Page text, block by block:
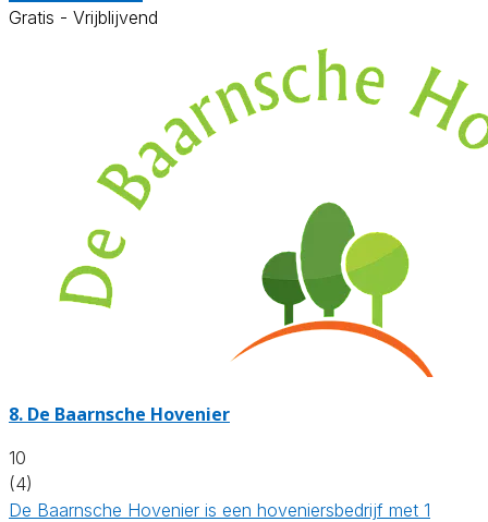
Gratis - Vrijblijvend
8. De Baarnsche Hovenier
10
(4)
De Baarnsche Hovenier is een hoveniersbedrijf met 1